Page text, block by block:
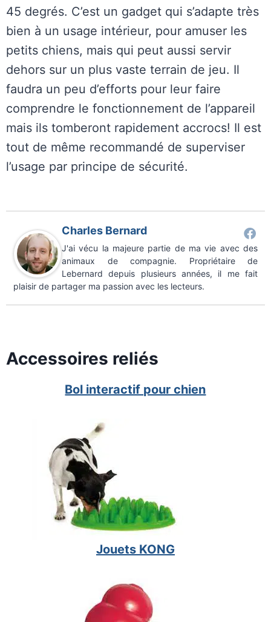
45 degrés. C’est un gadget qui s’adapte très
bien à un usage intérieur, pour amuser les
petits chiens, mais qui peut aussi servir
dehors sur un plus vaste terrain de jeu. Il
faudra un peu d’efforts pour leur faire
comprendre le fonctionnement de l’appareil
mais ils tomberont rapidement accrocs! Il est
tout de même recommandé de superviser
l’usage par principe de sécurité.
Charles Bernard
J'ai vécu la majeure partie de ma vie avec des
animaux de compagnie. Propriétaire de
Lebernard depuis plusieurs années, il me fait
plaisir de partager ma passion avec les lecteurs.
Accessoires reliés
Bol interactif pour chien
Jouets KONG